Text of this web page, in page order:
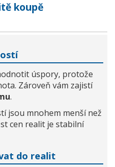
koupě
úspory, protože
Zároveň vám zajistí
.
jsou mnohem menší než
cen realit je stabilní
do realit